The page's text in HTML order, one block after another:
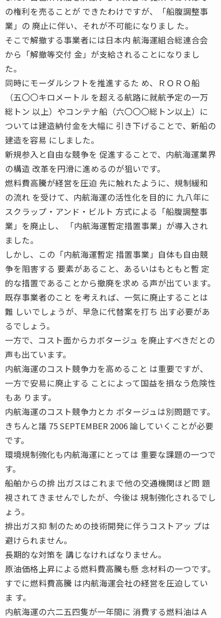
の権利を売ることが できたわけですが、「船腹調整事
業」の 廃止に伴い、それが不可能になりまし た。
そこで解撤する事業者には日本内 航海運組合総連合会
から「解撤等交付 金」が支給されることになりまし
た。
同時にモーダルシフトを推進するた め、ＲＯＲＯ船
（五〇〇キロメートル を超える航路に就航予定の一万
総トン 以上）やコンテナ船（六〇〇〇総トン以上）に
ついては建造納付金を大幅に 引き下げることで、新船の
建造を容易 にしました。
新規参入と自由な競争を 促進することで、内航海運業界
の構造 改革を円滑に進めるのが狙いです。
燃料費高騰が経営を圧迫 先に触れたように、規制緩和
の流れ を受けて、内航海運の活性化を目的に 九八年に
スクラップ・アンド・ビルト 方式による「船腹調整事
業」を廃止し、 「内航海運暫定措置事業」が導入され
ました。
しかし、この「内航海運暫定 措置事業」自体も自由競
争を阻害する 要素があること、あるいはもともと暫 定
的な措置であることから撤廃を求め る声が出ています。
既存事業者のこと を考えれば、一気に廃止することは
難 しいでしょうが、早急に代替案を打ち 出す必要があ
るでしょう。
一方で、コスト面からカボタージュ を廃止すべきだとの
声も出ています。
内航海運のコスト競争力を高めること は重要ですが、
一方で安易に廃止する ことによって国益を損なう危険性
もあ ります。
内航海運のコスト競争力とカ ボタージュは別問題です。
きちんと議 75 SEPTEMBER 2006 論していくことが必要
です。
環境規制強化も内航海運にとっては 重要な課題の一つで
す。
船舶からの排 出ガスはこれまで他の交通機関ほど問 題
視されてきませんでしたが、今後は 規制強化されるでし
ょう。
排出ガス抑 制のための技術開発に伴うコストアッ プは
避けられません。
長期的な対策を 講じなければなりません。
原油価格上昇による燃料費高騰も懸 念材料の一つです。
すでに燃料費高騰 は内航海運会社の経営を圧迫してい
ま す。
内航海運の六二五四隻が一年間に 消費する燃料油はＡ